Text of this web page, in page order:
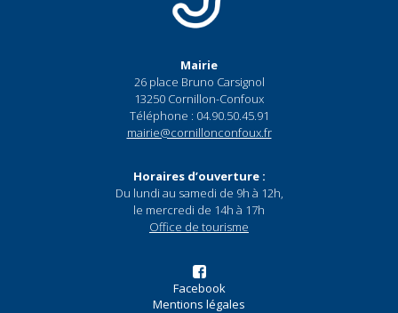
Mairie
26 place Bruno Carsignol
13250 Cornillon-Confoux
Téléphone : 04.90.50.45.91
mairie@cornillonconfoux.fr
Horaires d’ouverture :
Du lundi au samedi de 9h à 12h,
le mercredi de 14h à 17h
Office de tourisme
Facebook
Mentions légales